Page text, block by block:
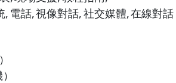
, 電話,視像對話,社交媒體,在線對話